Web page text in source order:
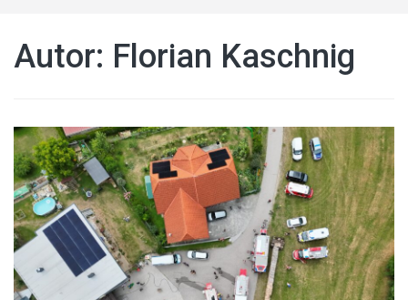
Autor: Florian Kaschnig